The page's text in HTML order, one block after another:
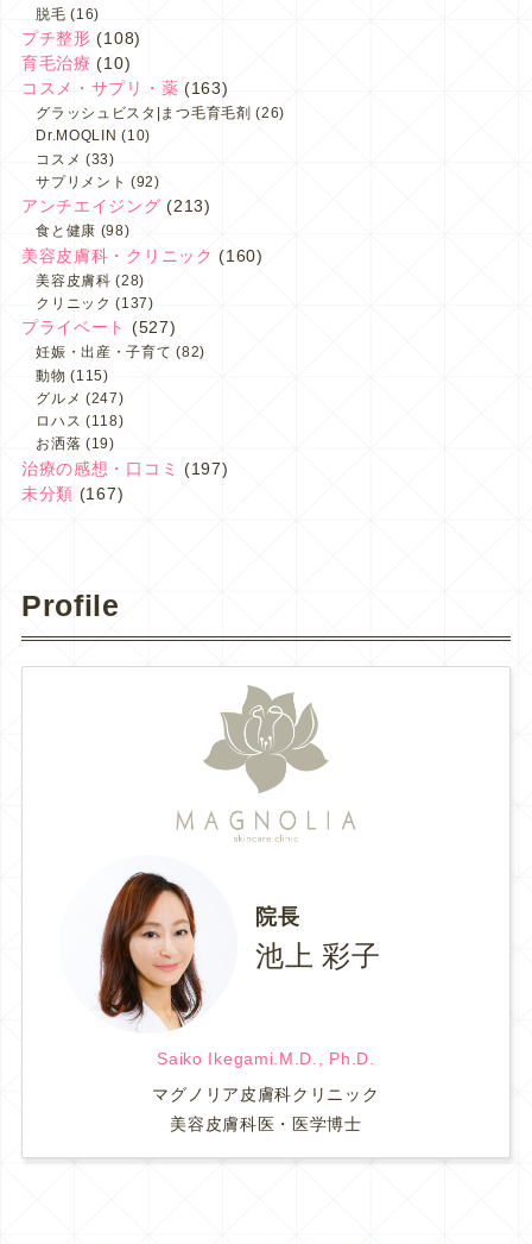
脱毛 (16)
プチ整形 (108)
育毛治療 (10)
コスメ・サプリ・薬 (163)
グラッシュビスタ|まつ毛育毛剤 (26)
Dr.MOQLIN (10)
コスメ (33)
サプリメント (92)
アンチエイジング (213)
食と健康 (98)
美容皮膚科・クリニック (160)
美容皮膚科 (28)
クリニック (137)
プライベート (527)
妊娠・出産・子育て (82)
動物 (115)
グルメ (247)
ロハス (118)
お洒落 (19)
治療の感想・口コミ
(197)
未分類 (167)
Profile
院長
池上 彩子
Saiko Ikegami.M.D., Ph.D.
マグノリア皮膚科クリニック
美容皮膚科医・医学博士